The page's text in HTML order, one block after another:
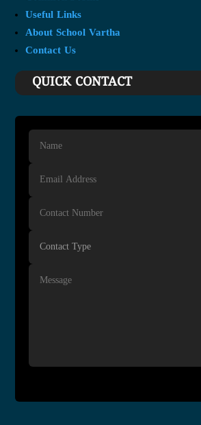
Useful Links
About School Vartha
Contact Us
QUICK CONTACT